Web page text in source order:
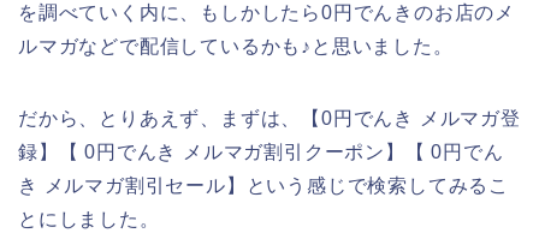
を調べていく内に、もしかしたら0円でんきのお店のメ
ルマガなどで配信しているかも♪と思いました。
だから、とりあえず、まずは、【0円でんき メルマガ登
録】【 0円でんき メルマガ割引クーポン】【 0円でん
き メルマガ割引セール】という感じで検索してみるこ
とにしました。